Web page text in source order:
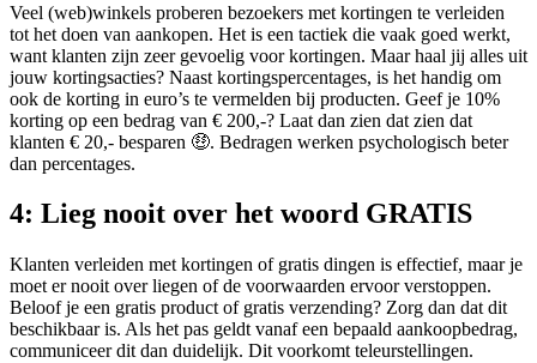
Veel (web)winkels proberen bezoekers met kortingen te verleiden
tot het doen van aankopen. Het is een tactiek die vaak goed werkt,
want klanten zijn zeer gevoelig voor kortingen. Maar haal jij alles uit
jouw kortingsacties? Naast kortingspercentages, is het handig om
ook de korting in euro’s te vermelden bij producten. Geef je 10%
korting op een bedrag van € 200,-? Laat dan zien dat zien dat
klanten € 20,- besparen 🤑. Bedragen werken psychologisch beter
dan percentages.
4: Lieg nooit over het woord GRATIS
Klanten verleiden met kortingen of gratis dingen is effectief, maar je
moet er nooit over liegen of de voorwaarden ervoor verstoppen.
Beloof je een gratis product of gratis verzending? Zorg dan dat dit
beschikbaar is. Als het pas geldt vanaf een bepaald aankoopbedrag,
communiceer dit dan duidelijk. Dit voorkomt teleurstellingen.